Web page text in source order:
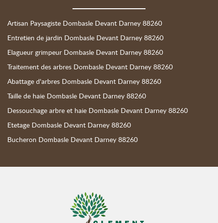
Artisan Paysagiste Dombasle Devant Darney 88260
Entretien de jardin Dombasle Devant Darney 88260
Elagueur grimpeur Dombasle Devant Darney 88260
Traitement des arbres Dombasle Devant Darney 88260
Abattage d'arbres Dombasle Devant Darney 88260
Taille de haie Dombasle Devant Darney 88260
Dessouchage arbre et haie Dombasle Devant Darney 88260
Etetage Dombasle Devant Darney 88260
Bucheron Dombasle Devant Darney 88260